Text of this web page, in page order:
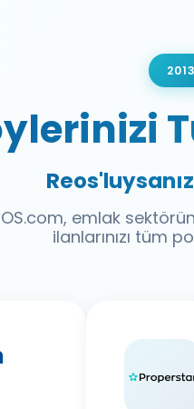
OS.com, emlak
ilanlarınızı tüm